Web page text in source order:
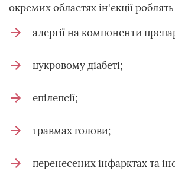
окремих областях ін'єкції
алергії на компоненти
цукровому діабеті;
епілепсії;
травмах голови;
перенесених інфарктах та